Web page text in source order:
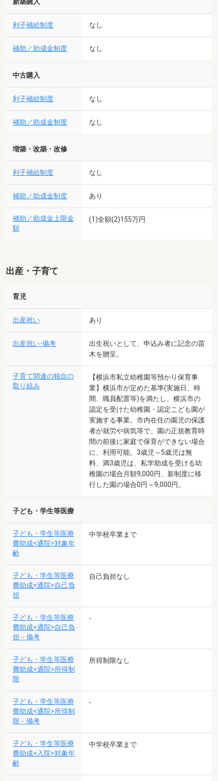
利子補給制度 なし
補助／助成金制度 なし
中古購入
利子補給制度 なし
補助／助成金制度 なし
増築・改築・改修
利子補給制度 なし
補助／助成金制度 あり
補助／助成金上限金
額
(1)全額(2)155万円
出産・子育て
育児
出産祝い あり
出産祝い-備考
出生祝いとして、申込み者に記念の苗
木を贈呈。
子育て関連の独自の
取り組み
【横浜市私立幼稚園等預かり保育事
業】横浜市が定めた基準(実施日、時
間、職員配置等)を満たし、横浜市の
認定を受けた幼稚園・認定こども園が
実施する事業。市内在住の園児の保護
者が就労や病気等で、園の正規教育時
間の前後に家庭で保育ができない場合
に、利用可能。3歳児～5歳児は無
料、満3歳児は、私学助成を受ける幼
稚園の場合月額9,000円、新制度に移
行した園の場合0円～9,000円。
子ども・学生等医療
子ども・学生等医療
費助成<通院>対象年
齢
中学校卒業まで
子ども・学生等医療
費助成<通院>自己負
担
自己負担なし
子ども・学生等医療
費助成<通院>自己負
担－備考
-
子ども・学生等医療
費助成<通院>所得制
限
所得制限なし
子ども・学生等医療
費助成<通院>所得制
限－備考
-
子ども・学生等医療
費助成<入院>対象年
齢
中学校卒業まで